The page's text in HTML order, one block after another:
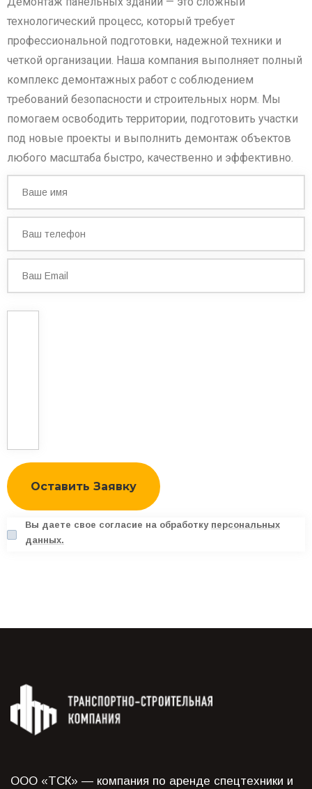
технологический процесс, который требует
профессиональной подготовки, надежной техники и
четкой организации. Наша компания выполняет полный
комплекс демонтажных работ с соблюдением
требований безопасности и строительных норм. Мы
помогаем освободить территории, подготовить участки
под новые проекты и выполнить демонтаж объектов
любого масштаба быстро, качественно и эффективно.
Вы даете свое согласие на обработку персональных
данных.
ООО «ТСК» — компания по аренде спецтехники и